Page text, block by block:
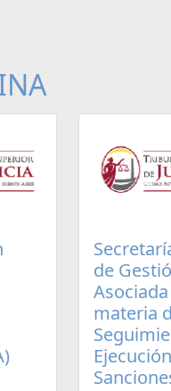
de
materia